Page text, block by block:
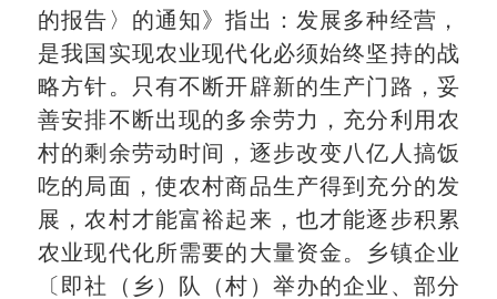
的报告〉的通知》指出：发展多种经营，
是我国实现农业现代化必须始终坚持的战
略方针。只有不断开辟新的生产门路，妥
善安排不断出现的多余劳力，充分利用农
村的剩余劳动时间，逐步改变八亿人搞饭
吃的局面，使农村商品生产得到充分的发
展，农村才能富裕起来，也才能逐步积累
农业现代化所需要的大量资金。乡镇企业
〔即社（乡）队（村）举办的企业、部分